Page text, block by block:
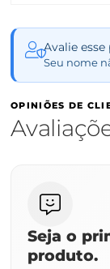
Avalie
Seu nome
OPINIÕES DE
Seja o
produto.